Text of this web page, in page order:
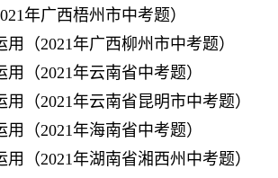
年广西梧州市中考题）
（2021年广西柳州市中考题）
（2021年云南省中考题）
（2021年云南省昆明市中考题）
（2021年海南省中考题）
（2021年湖南省湘西州中考题）